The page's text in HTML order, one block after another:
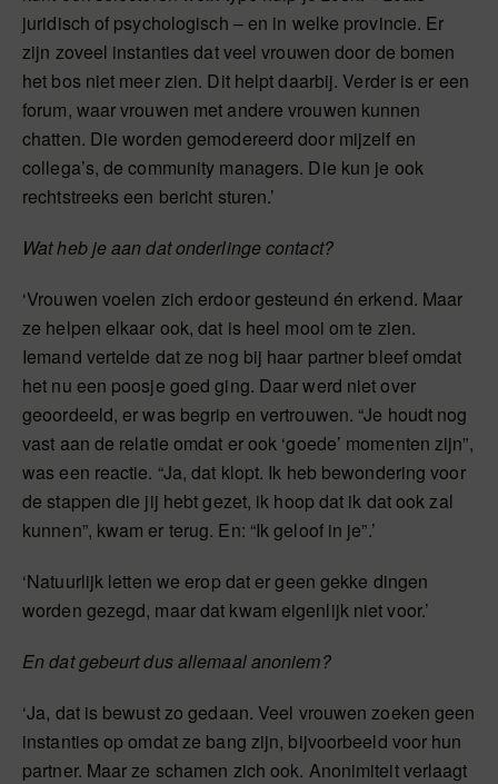
juridisch of psychologisch – en in welke provincie. Er
zijn zoveel instanties dat veel vrouwen door de bomen
het bos niet meer zien. Dit helpt daarbij. Verder is er een
forum, waar vrouwen met andere vrouwen kunnen
chatten. Die worden gemodereerd door mijzelf en
collega’s, de community managers. Die kun je ook
rechtstreeks een bericht sturen.’
Wat heb je aan dat onderlinge contact?
‘Vrouwen voelen zich erdoor gesteund én erkend. Maar
ze helpen elkaar ook, dat is heel mooi om te zien.
Iemand vertelde dat ze nog bij haar partner bleef omdat
het nu een poosje goed ging. Daar werd niet over
geoordeeld, er was begrip en vertrouwen. “Je houdt nog
vast aan de relatie omdat er ook ‘goede’ momenten zijn”,
was een reactie. “Ja, dat klopt. Ik heb bewondering voor
de stappen die jij hebt gezet, ik hoop dat ik dat ook zal
kunnen”, kwam er terug. En: “Ik geloof in je”.’
‘Natuurlijk letten we erop dat er geen gekke dingen
worden gezegd, maar dat kwam eigenlijk niet voor.’
En dat gebeurt dus allemaal anoniem?
‘Ja, dat is bewust zo gedaan. Veel vrouwen zoeken geen
instanties op omdat ze bang zijn, bijvoorbeeld voor hun
partner. Maar ze schamen zich ook. Anonimiteit verlaagt